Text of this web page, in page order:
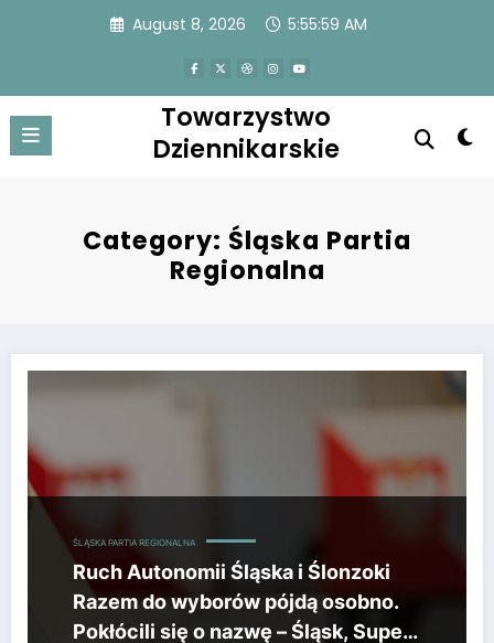
August 8, 2026 5:55:59 AM
Towarzystwo
Dziennikarskie
Category: Śląska Partia
Regionalna
Ruch Autonomii Śląska i Ślonzoki Razem do wyborów pójdą osobno.
ŚLĄSKA PARTIA REGIONALNA
Ruch Autonomii Śląska i Ślonzoki
Razem do wyborów pójdą osobno.
Pokłócili się o nazwę – Śląsk, Super